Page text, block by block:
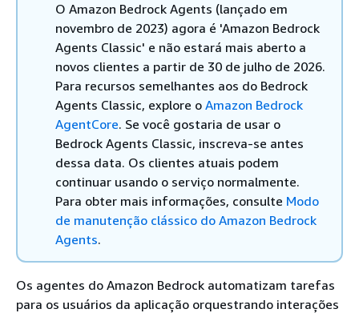
O Amazon Bedrock Agents (lançado em
novembro de 2023) agora é 'Amazon Bedrock
Agents Classic' e não estará mais aberto a
novos clientes a partir de 30 de julho de 2026.
Para recursos semelhantes aos do Bedrock
Agents Classic, explore o Amazon Bedrock
AgentCore. Se você gostaria de usar o
Bedrock Agents Classic, inscreva-se antes
dessa data. Os clientes atuais podem
continuar usando o serviço normalmente.
Para obter mais informações, consulte Modo
de manutenção clássico do Amazon Bedrock
Agents.
Os agentes do Amazon Bedrock automatizam tarefas
para os usuários da aplicação orquestrando interações